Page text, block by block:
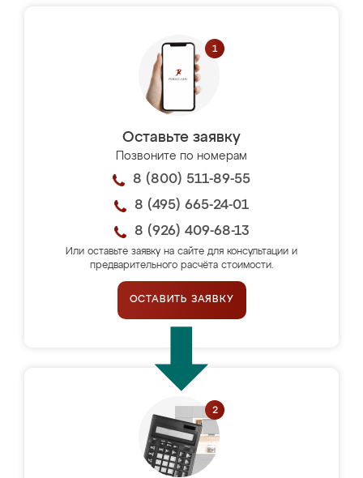
Оставьте заявку
Позвоните по номерам
8 (800) 511-89-55
8 (495) 665-24-01
8 (926) 409-68-13
Или оставьте заявку на сайте для консультации и
предварительного расчёта стоимости.
ОСТАВИТЬ ЗАЯВКУ